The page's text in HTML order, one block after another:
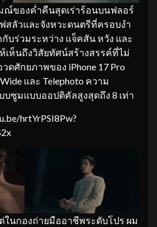
ณ์ของค่ำคืนสุดเร่าร้อนบนฟลอร์
สลัวและจังหวะดนตรีที่ครอบงำ
บร่วมระหว่าง แจ็คสัน หวัง และ
เห็นถึงวิสัยทัศน์สร้างสรรค์ที่ไม่
ดศักยภาพของ iPhone 17 Pro
และ Telephoto ความ
บซูมแบบออปติคัลสูงสุดถึง 8 เท่า
hrtYrPSI8Pw?
ในกองถ่ายมืออาชีพระดับโปร ผม